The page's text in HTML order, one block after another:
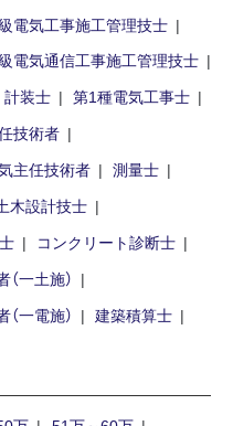
電気工事施工管理技士
電気通信工事施工管理技士
計装士
第1種電気工事士
技術者
主任技術者
測量士
木設計技士
コンクリート診断士
一土施）
一電施） 建築積算士